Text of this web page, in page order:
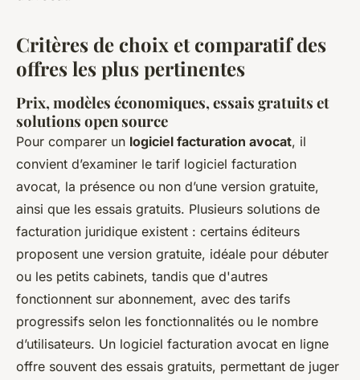
Critères de choix et comparatif des
offres les plus pertinentes
Prix, modèles économiques, essais gratuits et
solutions open source
Pour comparer un logiciel facturation avocat, il
convient d’examiner le tarif logiciel facturation
avocat, la présence ou non d’une version gratuite,
ainsi que les essais gratuits. Plusieurs solutions de
facturation juridique existent : certains éditeurs
proposent une version gratuite, idéale pour débuter
ou les petits cabinets, tandis que d'autres
fonctionnent sur abonnement, avec des tarifs
progressifs selon les fonctionnalités ou le nombre
d’utilisateurs. Un logiciel facturation avocat en ligne
offre souvent des essais gratuits, permettant de juger